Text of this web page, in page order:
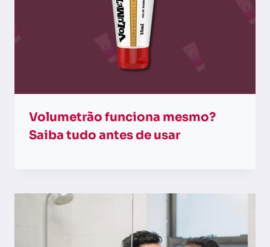
Volumetrão funciona mesmo?
Saiba tudo antes de usar